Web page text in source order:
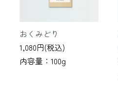
おくみどり
1,080円(税込)
内容量：100g